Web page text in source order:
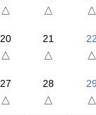
△
△
△
20
△
21
△
22
△
27
△
28
△
29
△